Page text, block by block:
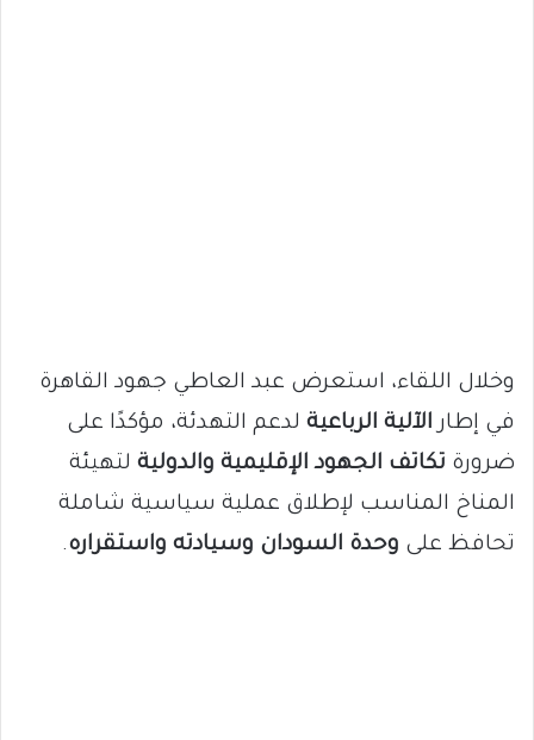
وخلال اللقاء، استعرض عبد العاطي جهود القاهرة
في إطار الآلية الرباعية لدعم التهدئة، مؤكدًا على
ضرورة تكاتف الجهود الإقليمية والدولية لتهيئة
المناخ المناسب لإطلاق عملية سياسية شاملة
تحافظ على وحدة السودان وسيادته واستقراره.